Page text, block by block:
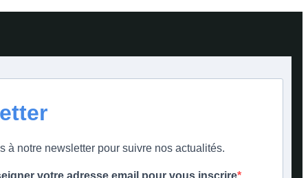
à notre newsletter pour suivre nos actualités.